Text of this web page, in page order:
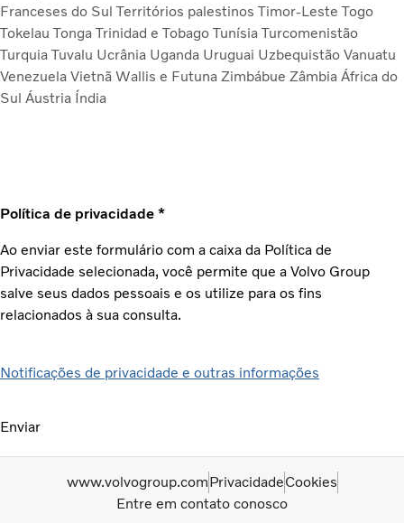
Franceses do Sul Territórios palestinos Timor-Leste Togo
Tokelau Tonga Trinidad e Tobago Tunísia Turcomenistão
Turquia Tuvalu Ucrânia Uganda Uruguai Uzbequistão Vanuatu
Venezuela Vietnã Wallis e Futuna Zimbábue Zâmbia África do
Sul Áustria Índia
Política de privacidade *
Ao enviar este formulário com a caixa da Política de
Privacidade selecionada, você permite que a Volvo Group
salve seus dados pessoais e os utilize para os fins
relacionados à sua consulta.
Notificações de privacidade e outras informações
Enviar
www.volvogroup.comPrivacidadeCookies
Entre em contato conosco